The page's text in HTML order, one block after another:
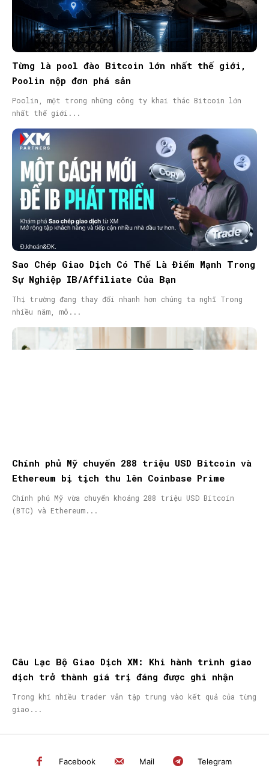
Từng là pool đào Bitcoin lớn nhất thế giới,
Poolin nộp đơn phá sản
Poolin, một trong những công ty khai thác Bitcoin lớn
nhất thế giới...
Sao Chép Giao Dịch Có Thể Là Điểm Mạnh Trong
Sự Nghiệp IB/Affiliate Của Bạn
Thị trường đang thay đổi nhanh hơn chúng ta nghĩ Trong
nhiều năm, mô...
Chính phủ Mỹ chuyển 288 triệu USD Bitcoin và
Ethereum bị tịch thu lên Coinbase Prime
Chính phủ Mỹ vừa chuyển khoảng 288 triệu USD Bitcoin
(BTC) và Ethereum...
Câu Lạc Bộ Giao Dịch XM: Khi hành trình giao
dịch trở thành giá trị đáng được ghi nhận
Trong khi nhiều trader vẫn tập trung vào kết quả của từng
giao...
Facebook Mail Telegram